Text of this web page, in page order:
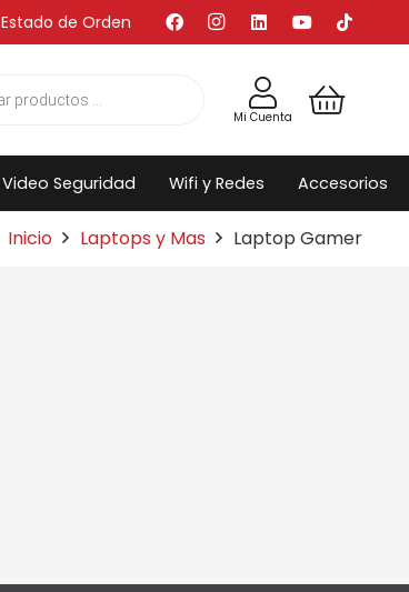
Estado de Orden
Mi Cuenta
Video Seguridad Wifi y Redes Accesorios
Inicio Laptops y Mas Laptop Gamer